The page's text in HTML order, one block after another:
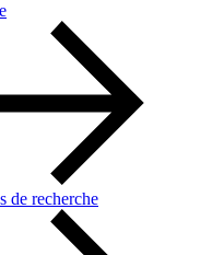
de recherche